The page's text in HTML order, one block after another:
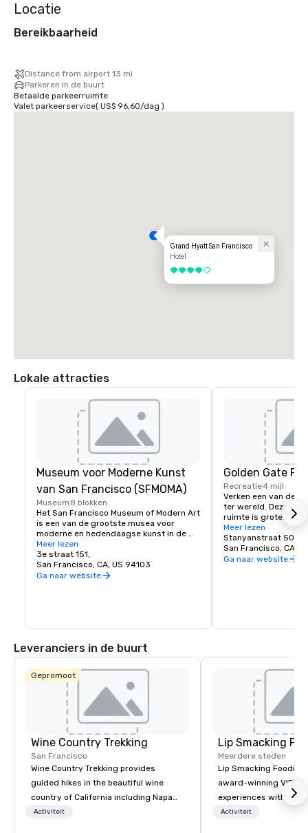
Locatie
Bereikbaarheid
Distance from airport 13 mi
Parkeren in de buurt
Betaalde parkeerruimte
Valet parkeerservice( US$ 96,60/dag )
Grand Hyatt San Francisco
Hotel
4 van 5
Lokale attracties
Museum voor Moderne Kunst
van San Francisco (SFMOMA)
Museum 8 blokken
Het San Francisco Museum of Modern Art
is een van de grootste musea voor
moderne en hedendaagse kunst in de
Verenigde Staten en een bloeiend
cultureel centrum voor de Bay Area. Het
omvat zeven verdiepingen en heeft een
café en een boekwinkel op het terrein. De
vinden het hele jaar door plaats.
Meer lezen
3e straat 151,
San Francisco, CA, US 94103
Ga naar website
Golden Gate
Recreatie4 mijl
Verken een van de
ter wereld. Deze 150
ruimte is groter dan
York City, en omdat
afgesloten is voor
veilige plek om al
te ontdekken, zoals
Meer lezen
Stanyanstraat 501
San Francisco, CA,
Ga naar website
Leveranciers in de buurt
Gepromoot
Wine Country Trekking
San Francisco
Wine Country Trekking provides
guided hikes in the beautiful wine
country of California including Napa
and Sonoma Valleys. These
Activiteit
Lip Smacking
Meerdere steden
Lip Smacking Foodie
award-winning VIP
experiences with
restaurants
Activiteit